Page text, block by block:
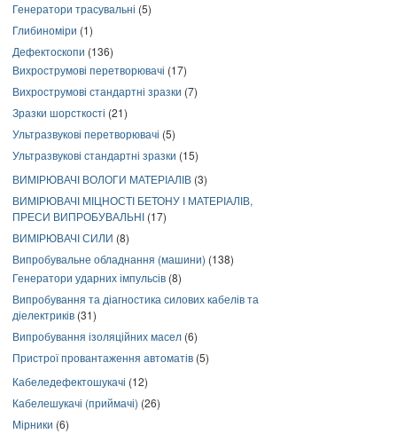
Генератори трасувальні (5)
Глибиноміри (1)
Дефектоскопи (136)
Вихрострумові перетворювачі (17)
Вихрострумові стандартні зразки (7)
Зразки шорсткості (21)
Ультразвукові перетворювачі (5)
Ультразвукові стандартні зразки (15)
ВИМІРЮВАЧІ ВОЛОГИ МАТЕРІАЛІВ (3)
ВИМІРЮВАЧІ МІЦНОСТІ БЕТОНУ І МАТЕРІАЛІВ,
ПРЕСИ ВИПРОБУВАЛЬНІ (17)
ВИМІРЮВАЧІ СИЛИ (8)
Випробувальне обладнання (машини) (138)
Генератори ударних імпульсів (8)
Випробування та діагностика силових кабелів та
діелектриків (31)
Випробування ізоляційних масел (6)
Пристрої провантаження автоматів (5)
Кабеледефектошукачі (12)
Кабелешукачі (приймачі) (26)
Мірники (6)